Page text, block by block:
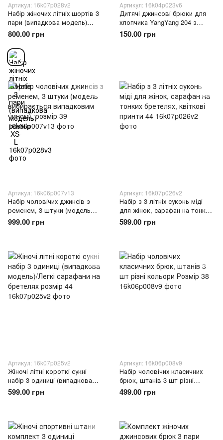
Артикул: 16k07p028v2
Набір жіночих літніх шортів 3
пари (випадкова модель)
розмір XS-L
800.00 грн
Артикул: 16k04p023v6
Дитячі джинсові брюки для
хлопчика YangYang 204 з
резинкою, Boston Темно-сині
потерті Розмір 22
150.00 грн
Артикул: 16k06p007v13
Набір чоловічих джинсів з
ременем, 3 штуки (модель
вибирається випадковим
чином), розмір 39
999.00 грн
Артикул: 16k07p026v2
Набір з 3 літніх суконь міді
для жінок, сарафан на тонких
бретелях, квіткові принти 44
599.00 грн
Артикул: 16k07p025v2
Жіночі літні короткі сукні
набір 3 одиниці (випадкова
модель)/Легкі сарафани на
бретелях розмір 44
599.00 грн
Артикул: 16k06p008v9
Набір чоловічих класичних
брюк, штанів 3 шт різні
кольори Розмір 38
499.00 грн